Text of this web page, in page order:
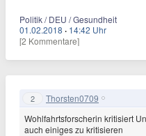
Politik / DEU / Gesundheit
01.02.2018 · 14:42 Uhr
[2 Kommentare]
2 Thorsten0709
Wohlfahrtsforscherin kritisiert
auch einiges zu kritisieren